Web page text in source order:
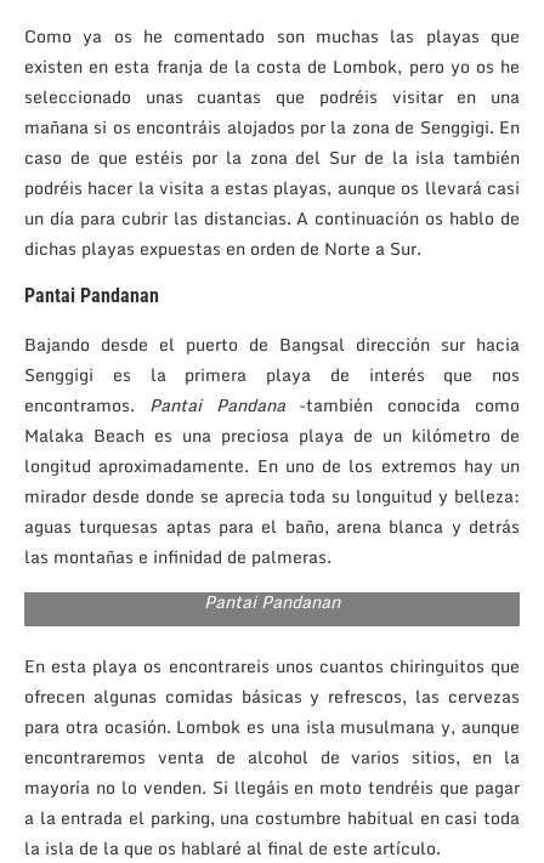
Como ya os he comentado son muchas las playas que
existen en esta franja de la costa de Lombok, pero yo os he
seleccionado unas cuantas que podréis visitar en una
mañana si os encontráis alojados por la zona de Senggigi. En
caso de que estéis por la zona del Sur de la isla también
podréis hacer la visita a estas playas, aunque os llevará casi
un día para cubrir las distancias. A continuación os hablo de
dichas playas expuestas en orden de Norte a Sur.
Pantai Pandanan
Bajando desde el puerto de Bangsal dirección sur hacia
Senggigi es la primera playa de interés que nos
encontramos. Pantai Pandana-también conocida como
Malaka Beach es una preciosa playa de un kilómetro de
longitud aproximadamente. En uno de los extremos hay un
mirador desde donde se aprecia toda su longuitud y belleza:
aguas turquesas aptas para el baño, arena blanca y detrás
las montañas e infinidad de palmeras.
Pantai Pandanan
En esta playa os encontrareis unos cuantos chiringuitos que
ofrecen algunas comidas básicas y refrescos, las cervezas
para otra ocasión. Lombok es una isla musulmana y, aunque
encontraremos venta de alcohol de varios sitios, en la
mayoría no lo venden. Si llegáis en moto tendréis que pagar
a la entrada el parking, una costumbre habitual en casi toda
la isla de la que os hablaré al final de este artículo.